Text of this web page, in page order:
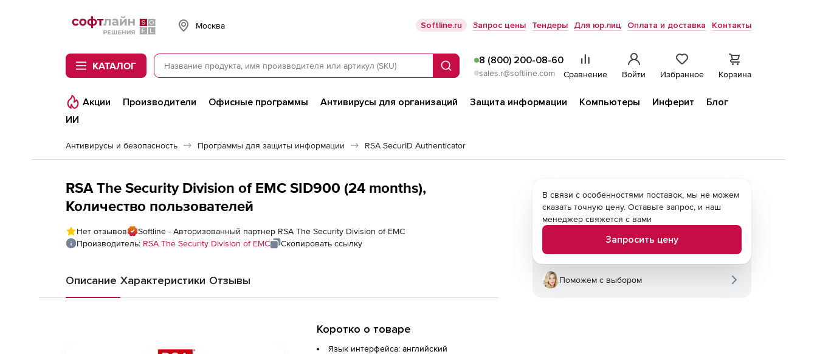
Softline
Москва Softline.ru Запрос цены Тендеры Для юр.лиц Оплата и доставка Контакты
КАТАЛОГ Поиск
8 (800) 200-08-60
sales.r@softline.com Сравнение Войти Избранное Корзина
Акции Производители Офисные программы Антивирусы для организаций Защита информации Компьютеры Инферит
Блог
ИИ
Антивирусы и безопасность Программы для защиты информации RSA SecurID Authenticator
RSA The Security Division of EMC SID900 (24 months),
Количество пользователей
Нет отзывов
Softline - Авторизованный партнер RSA The Security Division of EMC
Производитель: RSA The Security Division of EMC Скопировать ссылку
Описание Характеристики Отзывы
Коротко о товаре
Язык интерфейса: английский
В связи с особенностями поставок, мы не можем
сказать точную цену. Оставьте запрос, и наш
менеджер свяжется с вами
Запросить цену
Поможем с выбором